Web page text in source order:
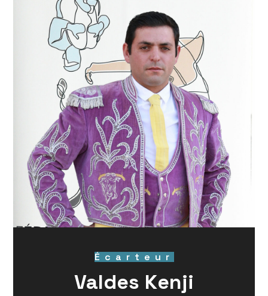
Écarteur
Valdes Kenji